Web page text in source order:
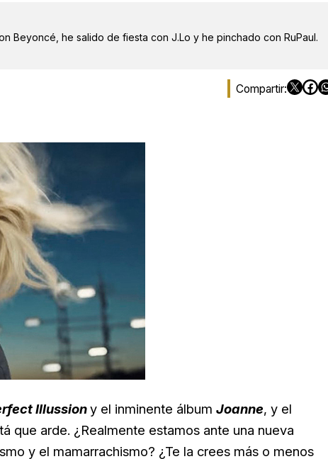
Beyoncé, he salido de fiesta con J.Lo y he pinchado con RuPaul.
Illussiony el inminente álbum Joanne, y el
que arde. ¿Realmente estamos ante una nueva
y el mamarrachismo? ¿Te la crees más o menos